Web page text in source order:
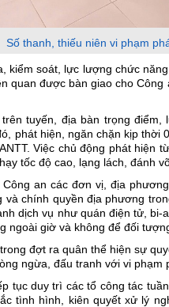
Số thanh, thiếu niên vi phạm
kiểm soát, lực lượng chức
quan được bàn giao cho
tuyến, địa bàn trọng
phát hiện, ngăn chặn kịp
Việc chủ động phát hiện
tốc độ cao, lạng lách, đánh
an các đơn vị, địa
chính quyền địa phương
dịch vụ như quán điện tử,
ngoài giờ và không để đối
đợt ra quân thể hiện sự
ngừa, đấu tranh với vi phạm
tục duy trì các tổ công tác
tình hình, kiên quyết xử lý